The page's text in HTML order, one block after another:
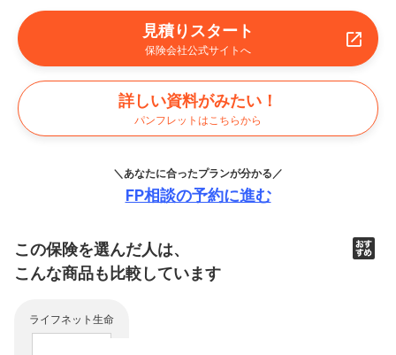
見積りスタート
保険会社公式サイトへ
詳しい資料がみたい！
パンフレットはこちらから
＼あなたに合ったプランが分かる／
FP相談の予約に進む
この保険を選んだ人は、
こんな商品も比較しています
ライフネット生命